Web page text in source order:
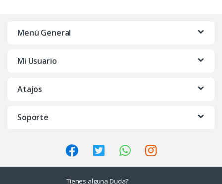
Menú General
Mi Usuario
Atajos
Soporte
Tienes alguna Duda?